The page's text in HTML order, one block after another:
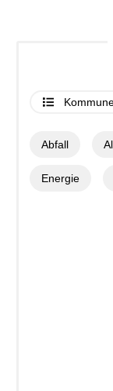
Abfall
Energie